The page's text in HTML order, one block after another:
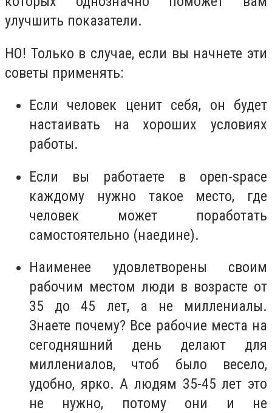
улучшить показатели.
НО! Только в случае, если вы начнете эти
советы применять:
Если человек ценит себя, он будет
настаивать на хороших условиях
работы.
Если вы работаете в open-space
каждому нужно такое место, где
человек может поработать
самостоятельно (наедине).
Наименее удовлетворены своим
рабочим местом люди в возрасте от
35 до 45 лет, а не миллениалы.
Знаете почему? Все рабочие места на
сегодняшний день делают для
миллениалов, чтоб было весело,
удобно, ярко. А людям 35-45 лет это
не нужно, потому они и не